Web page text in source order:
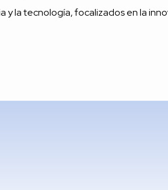
y la tecnología, focalizados en la